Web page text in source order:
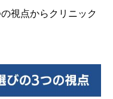
視点からクリニック